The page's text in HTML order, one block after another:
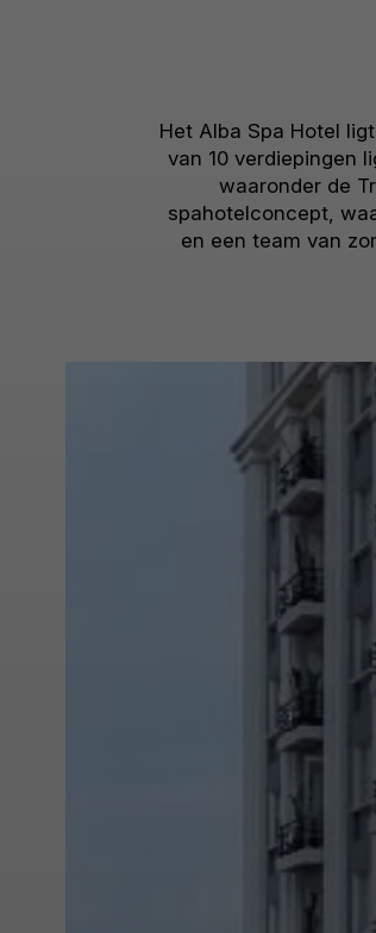
Het Alba Spa Hotel
van 10 verdiepingen
waaronder de
spahotelconcept,
en een team van